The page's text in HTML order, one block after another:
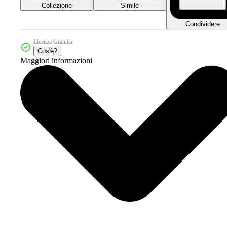
Collezione Simile
Condividere
Licenza Gratuita
Cos'è?
Maggiori informazioni